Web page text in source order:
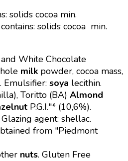
solids cocoa min.
solids cocoa min.
and White Chocolate
milk powder, cocoa mass,
Emulsifier: soya lecithin.
Toritto (BA) Almond
P.G.I."* (10,6%).
agent: shellac.
from "Piedmont
nuts. Gluten Free